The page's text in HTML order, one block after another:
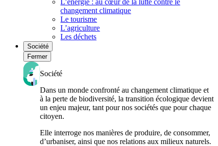
L’énergie : au cœur de la lutte contre le
changement climatique
Le tourisme
L’agriculture
Les déchets
Société
Fermer
Société
Dans un monde confronté au changement climatique et
à la perte de biodiversité, la transition écologique devient
un enjeu majeur, tant pour nos sociétés que pour chaque
citoyen.
Elle interroge nos manières de produire, de consommer,
d’urbaniser, ainsi que nos relations aux milieux naturels.